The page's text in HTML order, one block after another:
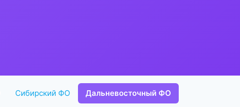
Сибирский ФО Дальневосточный ФО